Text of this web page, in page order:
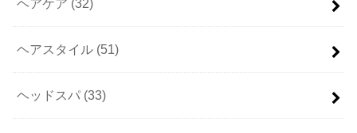
ヘアケア (32)
ヘアスタイル (51)
ヘッドスパ (33)